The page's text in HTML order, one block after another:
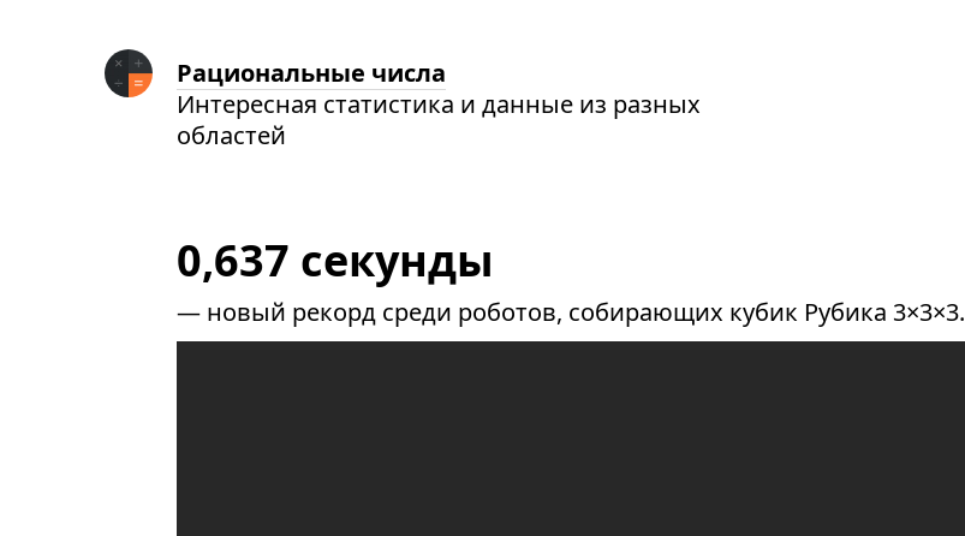
Рациональные числа
Интересная статистика и данные из разных
областей
0,637 секунды
— новый рекорд среди роботов, собирающих кубик Рубика 3×3×3.